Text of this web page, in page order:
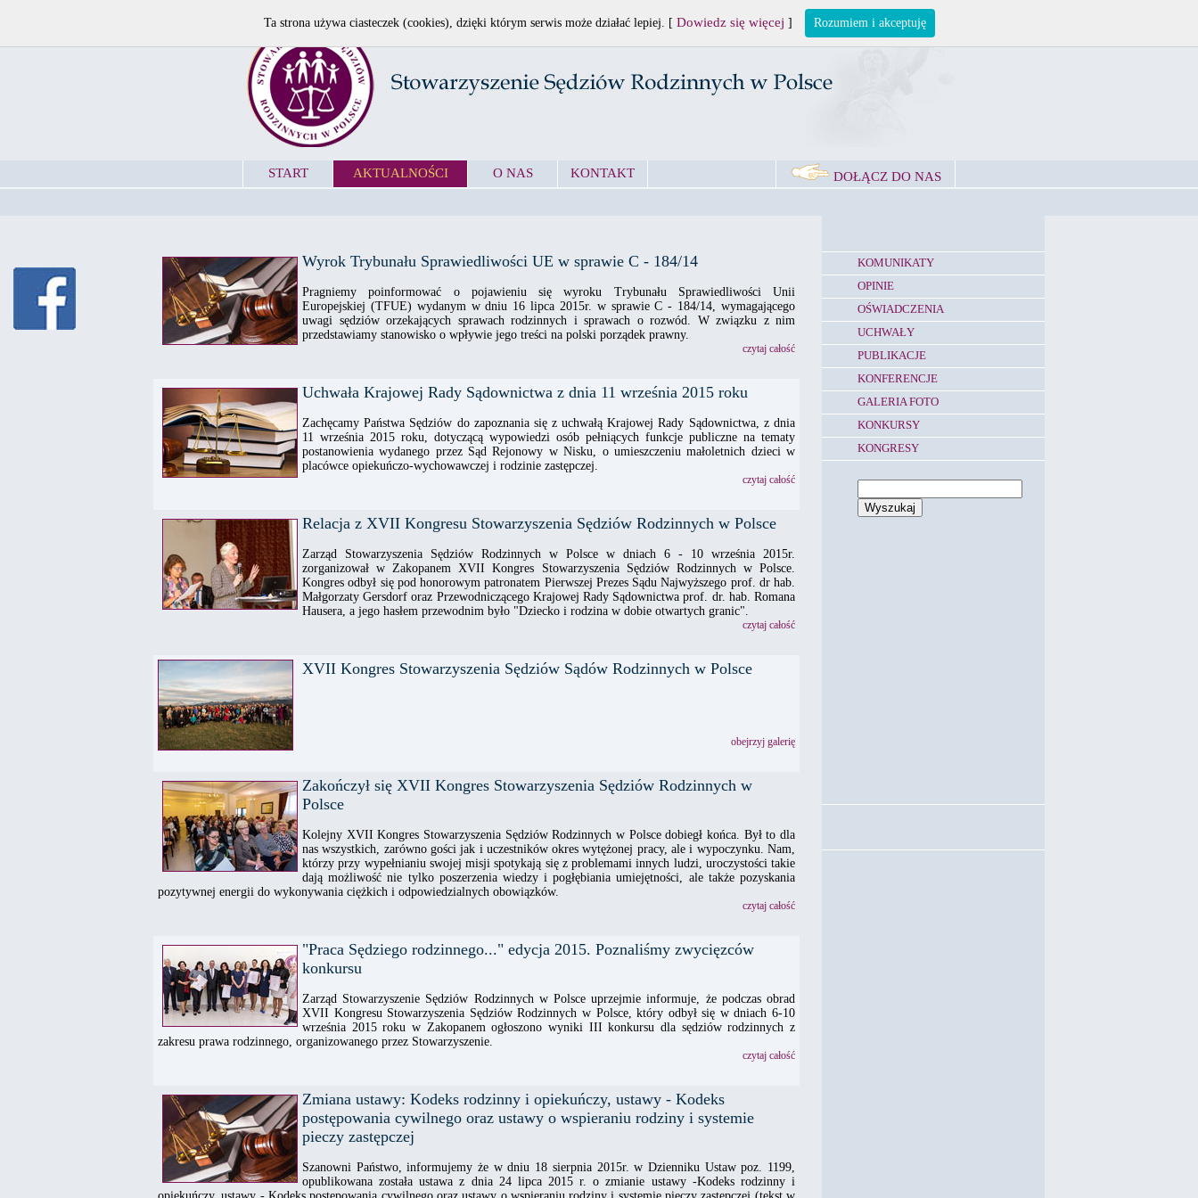
START AKTUALNOŚCI O NAS KONTAKT DOŁĄCZ DO NAS
Wyrok Trybunału Sprawiedliwości UE w sprawie C - 184/14
Pragniemy poinformować o pojawieniu się wyroku Trybunału Sprawiedliwości Unii
Europejskiej (TFUE) wydanym w dniu 16 lipca 2015r. w sprawie C - 184/14, wymagającego
uwagi sędziów orzekających sprawach rodzinnych i sprawach o rozwód. W związku z nim
przedstawiamy stanowisko o wpływie jego treści na polski porządek prawny.
czytaj całość
Uchwała Krajowej Rady Sądownictwa z dnia 11 września 2015 roku
Zachęcamy Państwa Sędziów do zapoznania się z uchwałą Krajowej Rady Sądownictwa, z dnia
11 września 2015 roku, dotyczącą wypowiedzi osób pełniących funkcje publiczne na tematy
postanowienia wydanego przez Sąd Rejonowy w Nisku, o umieszczeniu małoletnich dzieci w
placówce opiekuńczo-wychowawczej i rodzinie zastępczej.
czytaj całość
Relacja z XVII Kongresu Stowarzyszenia Sędziów Rodzinnych w Polsce
Zarząd Stowarzyszenia Sędziów Rodzinnych w Polsce w dniach 6 - 10 września 2015r.
zorganizował w Zakopanem XVII Kongres Stowarzyszenia Sędziów Rodzinnych w Polsce.
Kongres odbył się pod honorowym patronatem Pierwszej Prezes Sądu Najwyższego prof. dr hab.
Małgorzaty Gersdorf oraz Przewodniczącego Krajowej Rady Sądownictwa prof. dr. hab. Romana
Hausera, a jego hasłem przewodnim było "Dziecko i rodzina w dobie otwartych granic".
czytaj całość
XVII Kongres Stowarzyszenia Sędziów Sądów Rodzinnych w Polsce
obejrzyj galerię
Zakończył się XVII Kongres Stowarzyszenia Sędziów Rodzinnych w
Polsce
Kolejny XVII Kongres Stowarzyszenia Sędziów Rodzinnych w Polsce dobiegł końca. Był to dla
nas wszystkich, zarówno gości jak i uczestników okres wytężonej pracy, ale i wypoczynku. Nam,
którzy przy wypełnianiu swojej misji spotykają się z problemami innych ludzi, uroczystości takie
dają możliwość nie tylko poszerzenia wiedzy i pogłębiania umiejętności, ale także pozyskania
pozytywnej energii do wykonywania ciężkich i odpowiedzialnych obowiązków.
czytaj całość
"Praca Sędziego rodzinnego..." edycja 2015. Poznaliśmy zwycięzców
konkursu
Zarząd Stowarzyszenie Sędziów Rodzinnych w Polsce uprzejmie informuje, że podczas obrad
XVII Kongresu Stowarzyszenia Sędziów Rodzinnych w Polsce, który odbył się w dniach 6-10
września 2015 roku w Zakopanem ogłoszono wyniki III konkursu dla sędziów rodzinnych z
zakresu prawa rodzinnego, organizowanego przez Stowarzyszenie.
czytaj całość
Zmiana ustawy: Kodeks rodzinny i opiekuńczy, ustawy - Kodeks
postępowania cywilnego oraz ustawy o wspieraniu rodziny i systemie
pieczy zastępczej
Szanowni Państwo, informujemy że w dniu 18 sierpnia 2015r. w Dzienniku Ustaw poz. 1199,
opublikowana została ustawa z dnia 24 lipca 2015 r. o zmianie ustawy -Kodeks rodzinny i
KOMUNIKATY
OPINIE
OŚWIADCZENIA
UCHWAŁY
PUBLIKACJE
KONFERENCJE
GALERIA FOTO
KONKURSY
KONGRESY
Ta strona używa ciasteczek (cookies), dzięki którym serwis może działać lepiej. [ Dowiedz się więcej ] Rozumiem i akceptuję